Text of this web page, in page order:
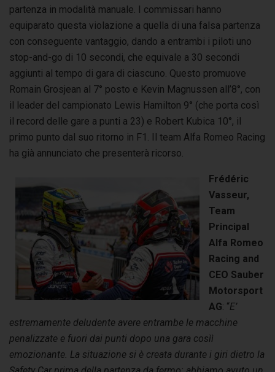
partenza in modalità manuale. I commissari hanno
equiparato questa violazione a quella di una falsa partenza
con conseguente vantaggio, dando a entrambi i piloti uno
stop-and-go di 10 secondi, che equivale a 30 secondi
aggiunti al tempo di gara di ciascuno. Questo promuove
Romain Grosjean al 7° posto e Kevin Magnussen all’8°, con
il leader del campionato Lewis Hamilton 9° (che porta così
il record delle gare a punti a 23) e Robert Kubica 10°, il
primo punto dal suo ritorno in F1. Il team Alfa Romeo Racing
ha già annunciato che presenterà ricorso.
Frédéric
Vasseur,
Team
Principal
Alfa Romeo
Racing and
CEO Sauber
Motorsport
AG: “E’
estremamente deludente avere entrambe le macchine
penalizzate e fuori dai punti dopo una gara cosìì
emozionante. La situazione si è creata durante i giri dietro la